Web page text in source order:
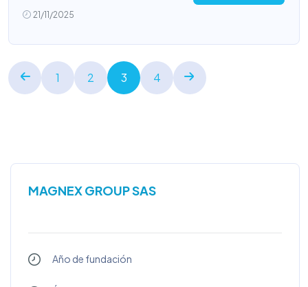
21/11/2025
1 2 3 4
MAGNEX GROUP SAS
Año de fundación